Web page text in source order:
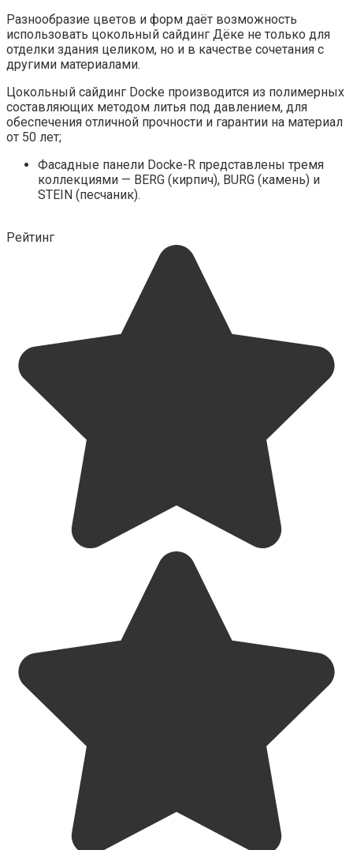
Разнообразие цветов и форм даёт возможность
использовать цокольный сайдинг Дёке не только для
отделки здания целиком, но и в качестве сочетания с
другими материалами.
Цокольный сайдинг Docke производится из полимерных
составляющих методом литья под давлением, для
обеспечения отличной прочности и гарантии на материал
от 50 лет;
Фасадные панели Docke-R представлены тремя
коллекциями — BERG (кирпич), BURG (камень) и
STEIN (песчаник).
Рейтинг